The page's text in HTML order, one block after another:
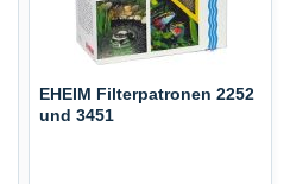
EHEIM Filterpatronen 2252
und 3451